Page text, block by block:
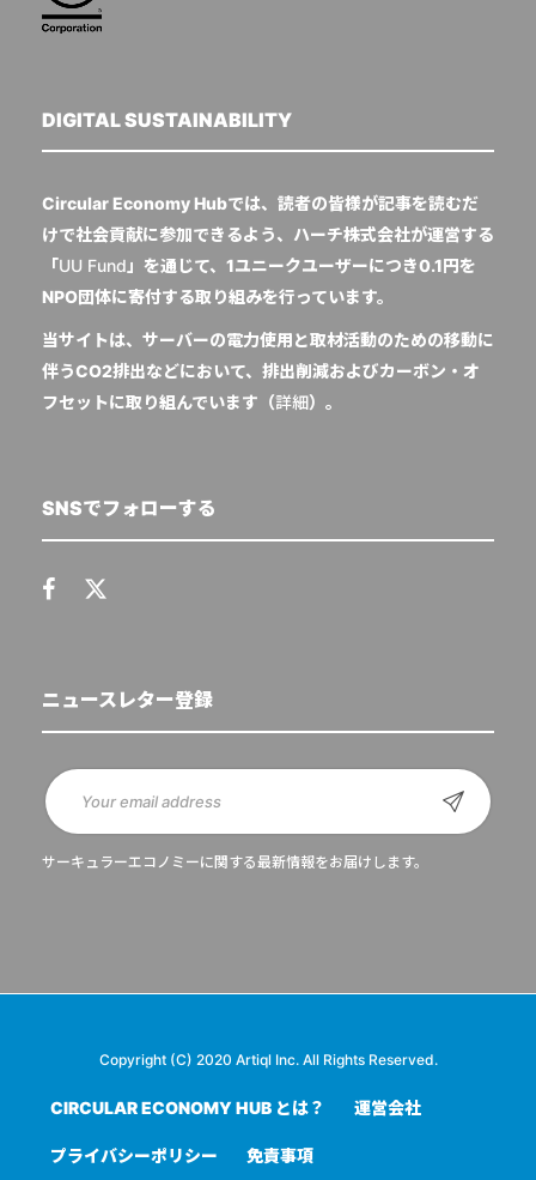
DIGITAL SUSTAINABILITY
Circular Economy Hubでは、読者の皆様が記事を読むだ
けで社会貢献に参加できるよう、ハーチ株式会社が運営する
「UU Fund 」を通じて、1ユニークユーザーにつき0.1円を
NPO団体に寄付する取り組みを行っています。
当サイトは、サーバーの電力使用と取材活動のための移動に
伴うCO2排出などにおいて、排出削減およびカーボン・オ
フセットに取り組んでいます（詳細）。
SNSでフォローする
ニュースレター登録
サーキュラーエコノミーに関する最新情報をお届けします。
Copyright (C) 2020 Artiql Inc. All Rights Reserved.
CIRCULAR ECONOMY HUB とは？ 運営会社
プライバシーポリシー 免責事項